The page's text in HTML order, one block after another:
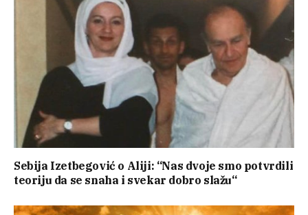
Sebija Izetbegović o Aliji: “Nas dvoje smo potvrdili
teoriju da se snaha i svekar dobro slažu“